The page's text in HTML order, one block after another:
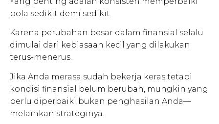
pola sedikit demi sedikit.
Karena perubahan besar dalam finansial selalu
dimulai dari kebiasaan kecil yang dilakukan
terus-menerus.
Jika Anda merasa sudah bekerja keras tetapi
kondisi finansial belum berubah, mungkin yang
perlu diperbaiki bukan penghasilan Anda—
melainkan strateginya.